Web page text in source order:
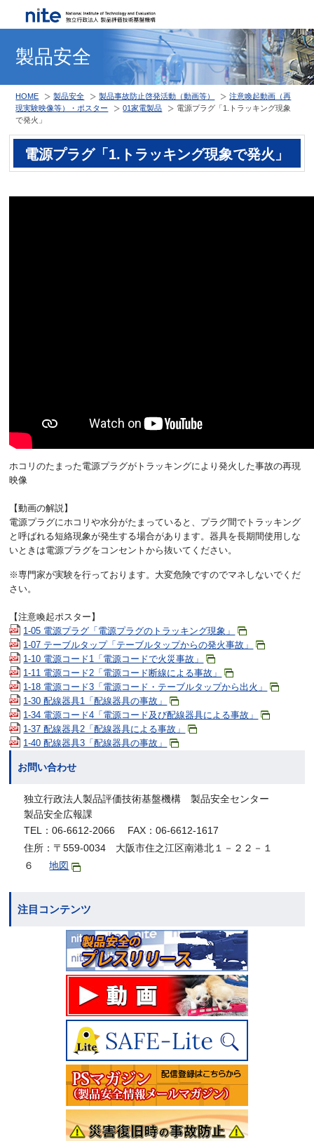
製品安全
HOME 製品安全 製品事故防止啓発活動（動画等）
注意喚起動画（再
現実験映像等）・ポスター
01家電製品
電源プラグ「1.トラッキング現象
で発火」
電源プラグ「1.トラッキング現象で発火」
ホコリのたまった電源プラグがトラッキングにより発火した事故の再現
映像
【動画の解説】
電源プラグにホコリや水分がたまっていると、プラグ間でトラッキング
と呼ばれる短絡現象が発生する場合があります。器具を長期間使用しな
いときは電源プラグをコンセントから抜いてください。
※専門家が実験を行っております。大変危険ですのでマネしないでくだ
さい。
【注意喚起ポスター】
1-05 電源プラグ「電源プラグのトラッキング現象」
1-07 テーブルタップ「テーブルタップからの発火事故」
1-10 電源コード1「電源コードで火災事故」
1-11 電源コード2「電源コード断線による事故」
1-18 電源コード3「電源コード・テーブルタップから出火」
1-30 配線器具1「配線器具の事故」
1-34 電源コード4「電源コード及び配線器具による事故」
1-37 配線器具2「配線器具による事故」
1-40 配線器具3「配線器具の事故」
お問い合わせ
独立行政法人製品評価技術基盤機構 製品安全センター
製品安全広報課
TEL：06-6612-2066 FAX：06-6612-1617
住所：〒559-0034 大阪市住之江区南港北１－２２－１
６
地図
注目コンテンツ